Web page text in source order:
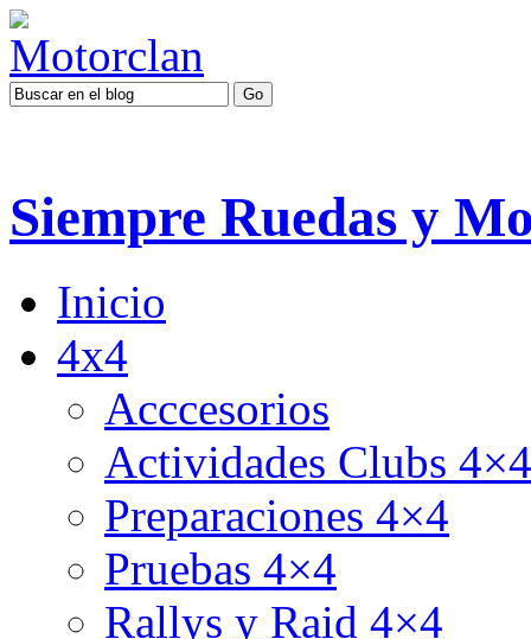
Siempre Ruedas y
Inicio
4x4
Acccesorios
Actividades Clubs 4×4
Preparaciones 4×4
Pruebas 4×4
Rallys y Raid 4×4